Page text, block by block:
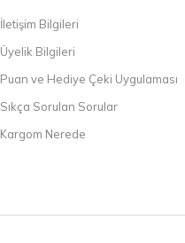
İletişim Bilgileri
Üyelik Bilgileri
Puan ve Hediye Çeki Uygulaması
Sıkça Sorulan Sorular
Kargom Nerede